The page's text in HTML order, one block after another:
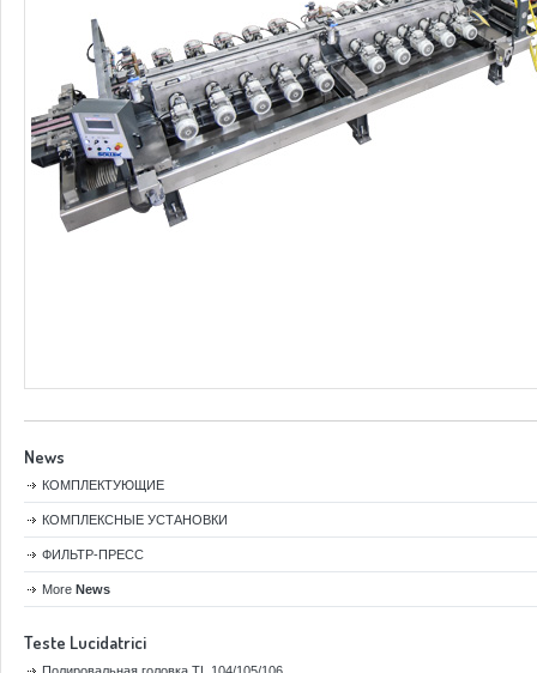
News
КОМПЛЕКТУЮЩИЕ
КОМПЛЕКСНЫЕ УСТАНОВКИ
ФИЛЬТР-ПРЕСС
More News
Teste Lucidatrici